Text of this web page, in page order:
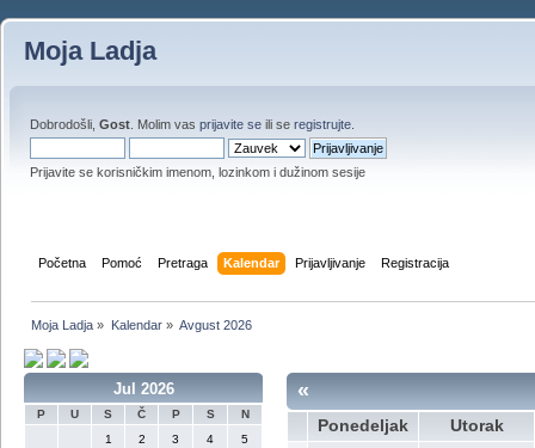
Moja Ladja
Dobrodošli, Gost . Molim vas prijavite se ili se registrujte
Prijavite se korisničkim imenom, lozinkom i dužinom sesije
Početna Pomoć Pretraga Kalendar Prijavljivanje Registracija
Moja Ladja » Kalendar» Avgust 2026
Jul 2026
P U S Č P S
N
1
2 3 4 5
«
Ponedeljak Utorak